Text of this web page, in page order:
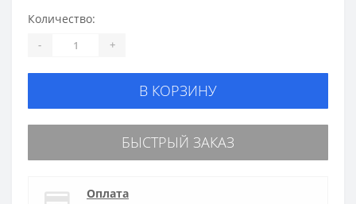
Количество:
- +
В КОРЗИНУ
БЫСТРЫЙ ЗАКАЗ
Оплата